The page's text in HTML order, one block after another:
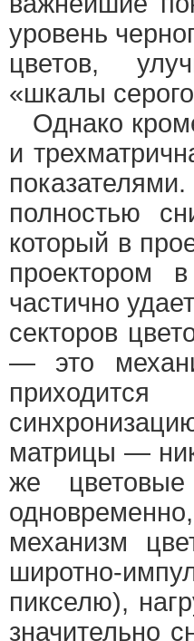
уровень
цветов,
«шкалы
Однако
и
полностью
который в
проектором
частично
секторов
— это
матрицы —
же
механизм
широтно-
пикселю),
значительно